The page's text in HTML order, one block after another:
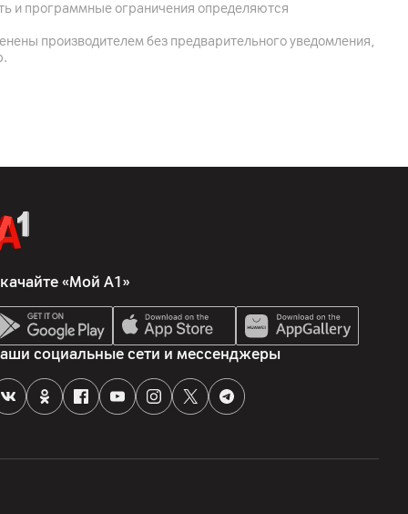
(RF), SPDIF (оптический цифровой аудио выход), ТВ-
DVB-T2 (наземное вещание), DVB-C (кабель), DVB-S2
система: 4.2 канала, Альфа 11 AI Звук Про (AI
и программные ограничения определяются
производителем без предварительного уведомления,
«Мой А1»
социальные сети и мессенджеры